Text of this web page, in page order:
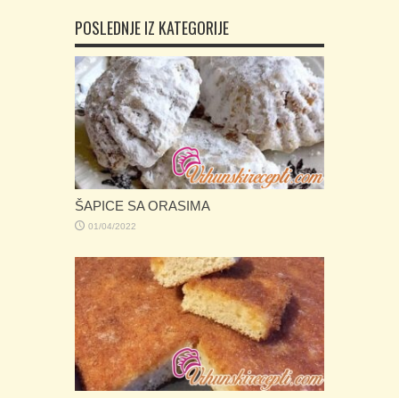
POSLEDNJE IZ KATEGORIJE
ŠAPICE SA ORASIMA
01/04/2022